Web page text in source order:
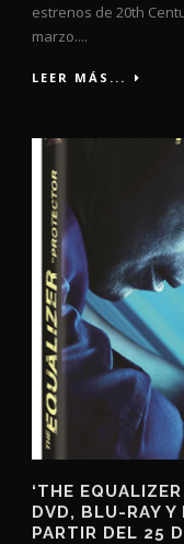
estrenos de 20th
marzo....
LEER MÁS...
‘THE
DVD, BLU-RAY Y
PARTIR DEL 25